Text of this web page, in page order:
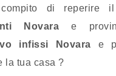
di reperire
Novara e
infissi Novara e
la tua casa ?